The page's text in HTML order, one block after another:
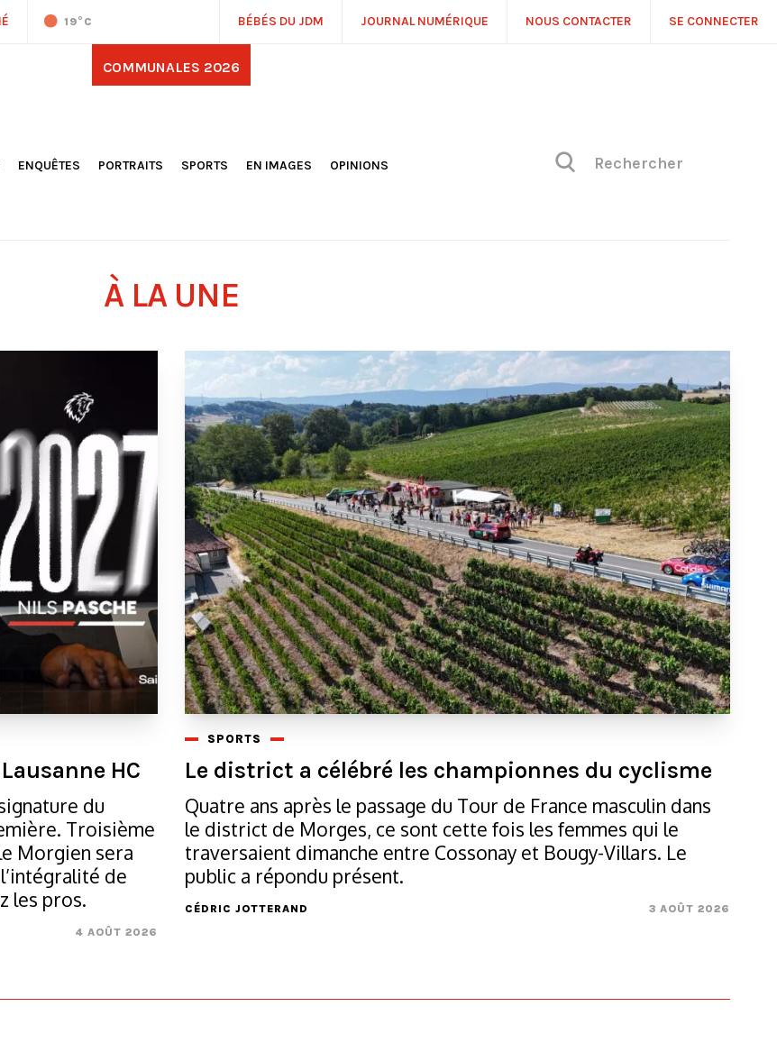
19°C BÉBÉS DU JDM JOURNAL NUMÉRIQUE NOUS CONTACTER SE CONNECTER
COMMUNALES 2026
ENQUÊTES PORTRAITS
SPORTS
EN IMAGES
OPINIONS
À LA UNE
HC
du
Troisième
Morgien sera
de
les pros.
4 AOÛT 2026
SPORTS
Le district a célébré les championnes du cyclisme
Quatre ans après le passage du Tour de France masculin dans
le district de Morges, ce sont cette fois les femmes qui le
traversaient dimanche entre Cossonay et Bougy-Villars. Le
public a répondu présent.
CÉDRIC JOTTERAND 3 AOÛT 2026